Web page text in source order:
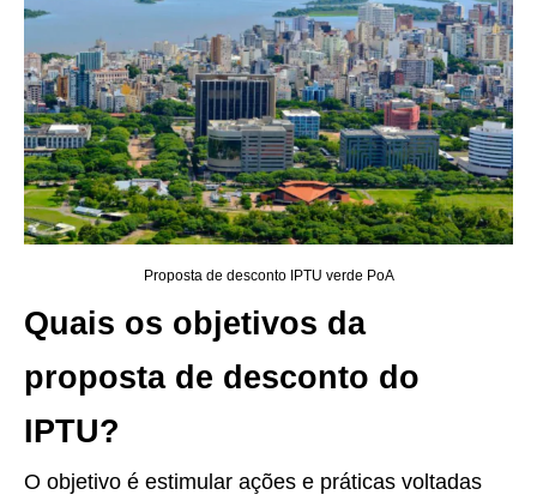
Proposta de desconto IPTU verde PoA
Quais os objetivos da
proposta de desconto do
IPTU?
O objetivo é estimular ações e práticas voltadas